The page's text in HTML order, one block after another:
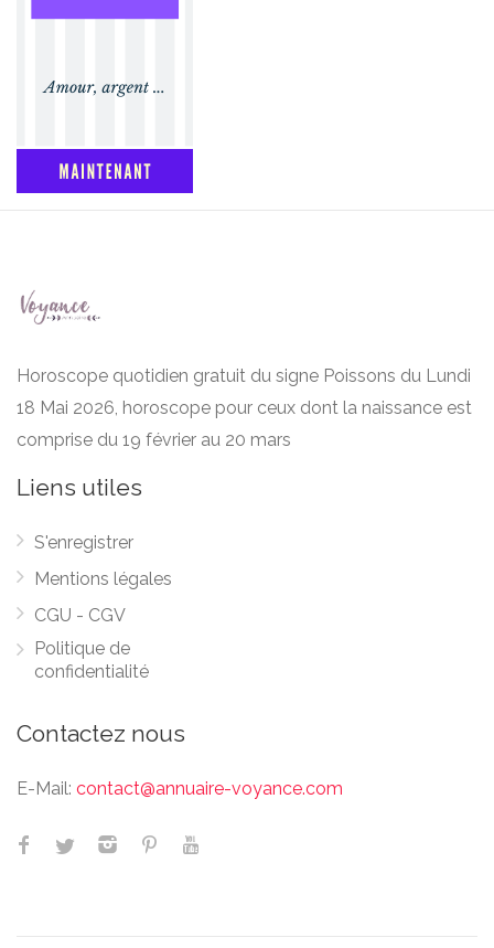
Horoscope quotidien gratuit du signe Poissons du Lundi
18 Mai 2026, horoscope pour ceux dont la naissance est
comprise du 19 février au 20 mars
Liens utiles
S'enregistrer
Mentions légales
CGU - CGV
Politique de
confidentialité
Contactez nous
E-Mail: contact@annuaire-voyance.com